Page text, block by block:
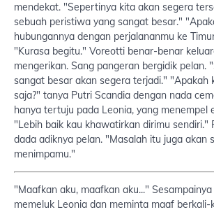
mendekat. "Sepertinya kita akan segera
sebuah peristiwa yang sangat besar."
hubungannya dengan perjalananmu ke
"Kurasa begitu." Voreotti benar-benar
mengerikan. Sang pangeran bergidik pelan.
sangat besar akan segera terjadi." "Apakah
saja?" tanya Putri Scandia dengan nada
hanya tertuju pada Leonia, yang menempel
"Lebih baik kau khawatirkan dirimu sendiri."
dada adiknya pelan. "Masalah itu juga akan
menimpamu."
"Maafkan aku, maafkan aku..."
memeluk Leonia dan meminta maaf berkali-